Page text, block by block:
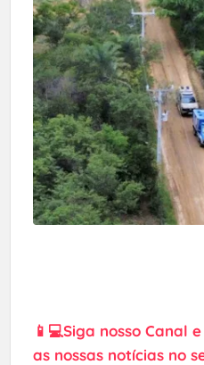
📱💻Siga nosso Canal
as nossas notícias no